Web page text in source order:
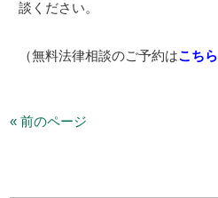
談ください。
（無料法律相談のご予約はこちら
« 前のページ